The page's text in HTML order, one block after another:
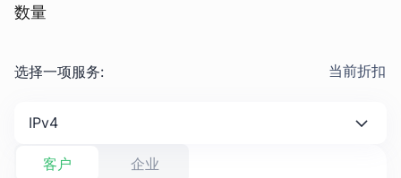
数量
选择一项服务: 当前折扣
IPv4
客户 企业